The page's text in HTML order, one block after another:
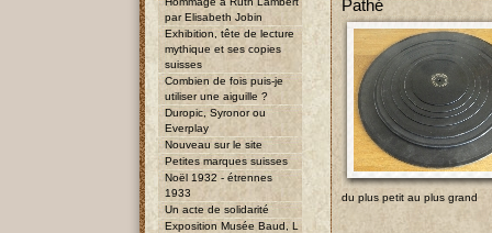
par Elisabeth Jobin
Exhibition, tête de lecture
mythique et ses copies
suisses
Combien de fois puis-je
utiliser une aiguille ?
Duropic, Syronor ou
Everplay
Nouveau sur le site
Petites marques suisses
Noël 1932 - étrennes
1933
Un acte de solidarité
Exposition Musée Baud, L
Pathé
du plus petit au plus grand